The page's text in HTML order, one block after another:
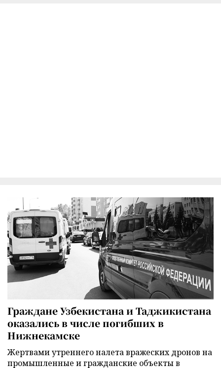
Граждане Узбекистана и Таджикистана
оказались в числе погибших в
Нижнекамске
Жертвами утреннего налета вражеских дронов на
промышленные и гражданские объекты в